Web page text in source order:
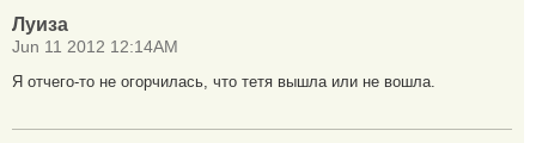
Луиза
Jun 11 2012 12:14AM
Я отчего-то не огорчилась, что тетя вышла или не вошла.